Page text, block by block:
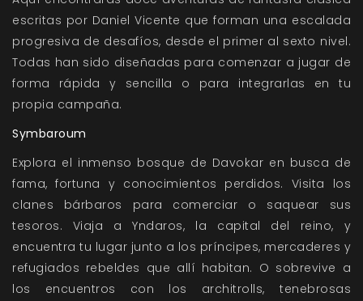
escritas por Daniel Vicente que forman una escalada
progresiva de desafíos, desde el primer al sexto nivel.
Todas han sido diseñadas para comenzar a jugar de
forma rápida y sencilla o para integrarlas en tu
propia campaña.
Symbaroum
Explora el inmenso bosque de Davokar en busca de
fama, fortuna y conocimientos perdidos. Visita los
clanes bárbaros para comerciar o saquear sus
tesoros. Viaja a Yndaros, la capital del reino, y
encuentra tu lugar junto a los príncipes, mercaderes y
refugiados rebeldes que allí habitan. O sobrevive a
los encuentros con los architrolls, tenebrosas